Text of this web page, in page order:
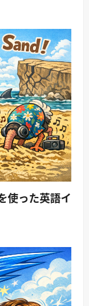
使った英語イ